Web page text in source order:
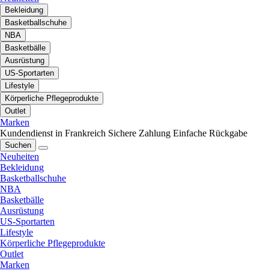
Bekleidung
Basketballschuhe
NBA
Basketbälle
Ausrüstung
US-Sportarten
Lifestyle
Körperliche Pflegeprodukte
Outlet
Marken
Kundendienst in Frankreich Sichere Zahlung Einfache Rückgabe
Suchen
Neuheiten
Bekleidung
Basketballschuhe
NBA
Basketbälle
Ausrüstung
US-Sportarten
Lifestyle
Körperliche Pflegeprodukte
Outlet
Marken